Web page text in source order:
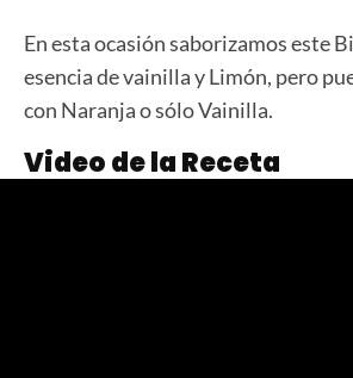
En esta ocasión saborizamos este
esencia de vainilla y Limón, pero
con Naranja o sólo Vainilla.
Video de la Receta